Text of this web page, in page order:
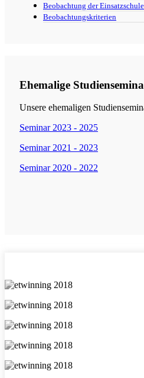
Beobachtung der
Beobachtungskriterien
Ehemalige
Unsere ehemaligen
Seminar 2023 - 2025
Seminar 2021 - 2023
Seminar 2020 - 2022